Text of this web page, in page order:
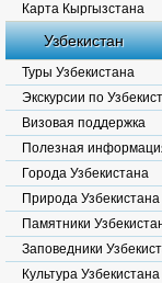
Карта Кыргызстана
Узбекистан
Туры Узбекистана
Экскурсии по
Визовая поддержка
Полезная
Города Узбекистана
Природа Узбекистана
Памятники
Заповедники
Культура Узбекистана